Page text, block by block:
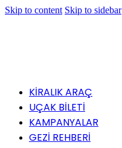
Skip to content Skip to sidebar
KİRALIK ARAÇ
UÇAK BİLETİ
KAMPANYALAR
GEZİ REHBERİ